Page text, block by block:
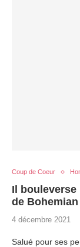
Coup de Coeur
Il bouleverse
de
4 décembre 2021
Salué pour ses